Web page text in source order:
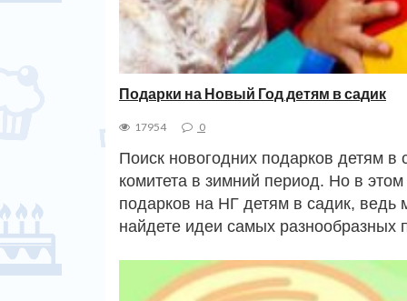
Подарки на Новый Год детям в садик
17954 0
Поиск новогодних подарков детям
комитета в зимний период. Но в
подарков на НГ детям в садик,
найдете идеи самых разнообразных